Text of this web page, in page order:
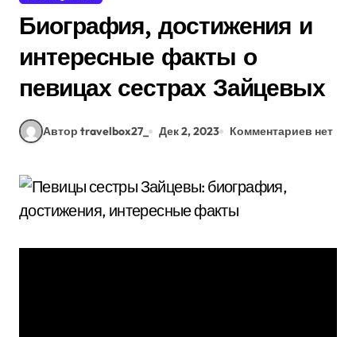
Биография, достижения и
интересные факты о
певицах сестрах Зайцевых
Автор travelbox27_ Дек 2, 2023 Комментариев нет